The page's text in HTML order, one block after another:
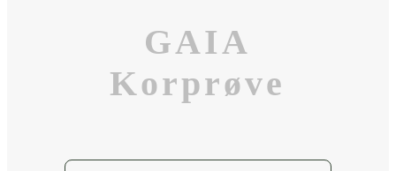
GAIA
Korprøve